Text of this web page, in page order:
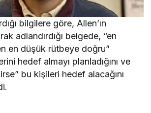
bilgilere göre, Allen’ın
adlandırdığı belgede, “en
en düşük rütbeye doğru”
hedef almayı planladığını ve
bu kişileri hedef alacağını